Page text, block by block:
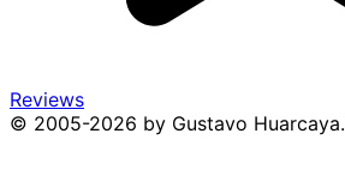
Reviews
© 2005-2026 by Gustavo Huarcaya.